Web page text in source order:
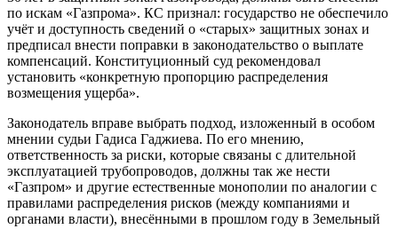
по искам «Газпрома». КС признал: государство не обеспечило
учёт и доступность сведений о «старых» защитных зонах и
предписал внести поправки в законодательство о выплате
компенсаций. Конституционный суд рекомендовал
установить «конкретную пропорцию распределения
возмещения ущерба».
Законодатель вправе выбрать подход, изложенный в особом
мнении судьи Гадиса Гаджиева. По его мнению,
ответственность за риски, которые связаны с длительной
эксплуатацией трубопроводов, должны так же нести
«Газпром» и другие естественные монополии по аналогии с
правилами распределения рисков (между компаниями и
органами власти), внесёнными в прошлом году в Земельный